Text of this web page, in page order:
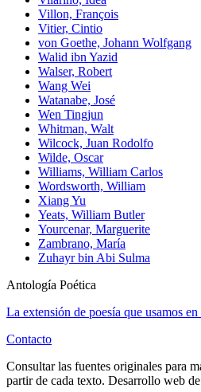
Villon, François
Vitier, Cintio
von Goethe, Johann Wolfgang
Walid ibn Yazid
Walser, Robert
Wang Wei
Watanabe, José
Wen Tingjun
Whitman, Walt
Wilcock, Juan Rodolfo
Wilde, Oscar
Williams, William Carlos
Wordsworth, William
Xiang Yu
Yeats, William Butler
Yourcenar, Marguerite
Zambrano, María
Zuhayr bin Abi Sulma
Antología Poética
La extensión de poesía que usamos
Contacto
Consultar las fuentes originales para
partir de cada texto. Desarrollo web de